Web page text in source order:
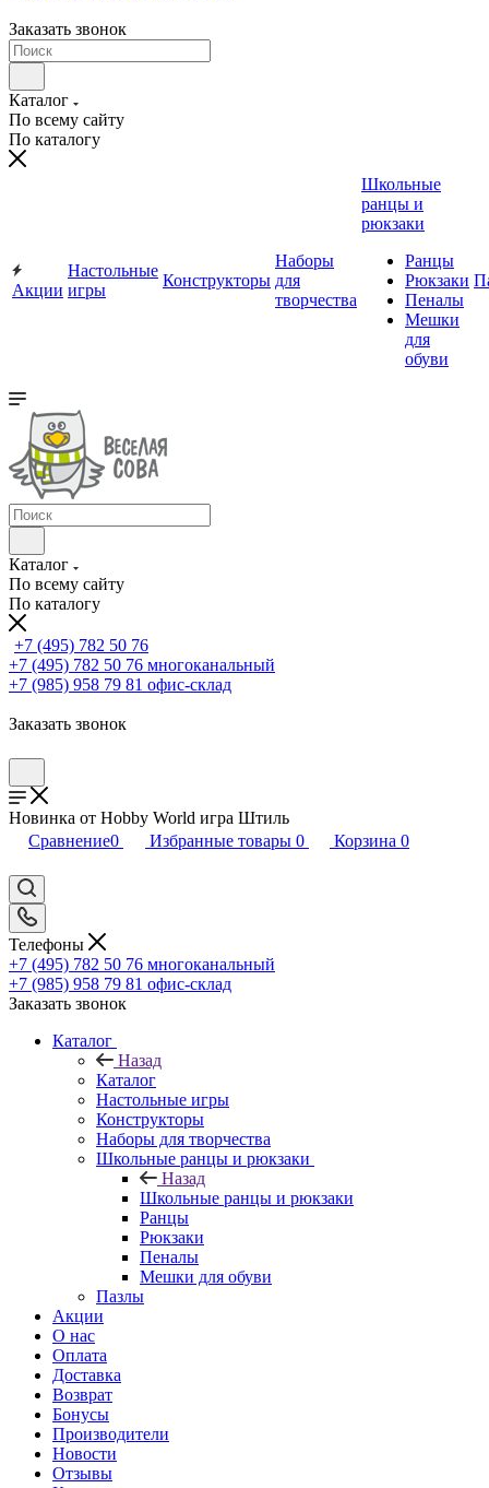
Заказать звонок
Каталог
По всему сайту
По каталогу
Акции
Настольные
игры
Конструкторы
Наборы
для
творчества
Школьные
ранцы и
рюкзаки
Ранцы
Рюкзаки
Пеналы
Мешки
для
обуви
Каталог
По всему сайту
По каталогу
+7 (495) 782 50 76
+7 (495) 782 50 76 многоканальный
+7 (985) 958 79 81 офис-склад
Заказать звонок
Новинка от Hobby World игра Штиль
Сравнение0 Избранные товары 0 Корзина 0
Телефоны
+7 (495) 782 50 76 многоканальный
+7 (985) 958 79 81 офис-склад
Заказать звонок
Каталог
Назад
Каталог
Настольные игры
Конструкторы
Наборы для творчества
Школьные ранцы и рюкзаки
Назад
Школьные ранцы и рюкзаки
Ранцы
Рюкзаки
Пеналы
Мешки для обуви
Пазлы
Акции
О нас
Оплата
Доставка
Возврат
Бонусы
Производители
Новости
Отзывы